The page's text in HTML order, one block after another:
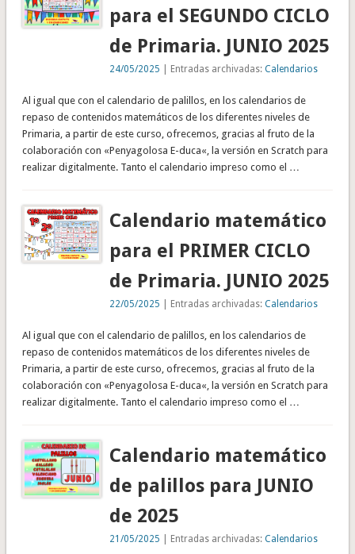
para el SEGUNDO CICLO
de Primaria. JUNIO 2025
24/05/2025 | Entradas archivadas:Calendarios
Al igual que con el calendario de palillos, en los calendarios de
repaso de contenidos matemáticos de los diferentes niveles de
Primaria, a partir de este curso, ofrecemos, gracias al fruto de la
colaboración con «Penyagolosa E-duca«, la versión en Scratch para
realizar digitalmente. Tanto el calendario impreso como el …
Calendario matemático
para el PRIMER CICLO
de Primaria. JUNIO 2025
22/05/2025 | Entradas archivadas:Calendarios
Al igual que con el calendario de palillos, en los calendarios de
repaso de contenidos matemáticos de los diferentes niveles de
Primaria, a partir de este curso, ofrecemos, gracias al fruto de la
colaboración con «Penyagolosa E-duca«, la versión en Scratch para
realizar digitalmente. Tanto el calendario impreso como el …
Calendario matemático
de palillos para JUNIO
de 2025
21/05/2025 | Entradas archivadas:Calendarios